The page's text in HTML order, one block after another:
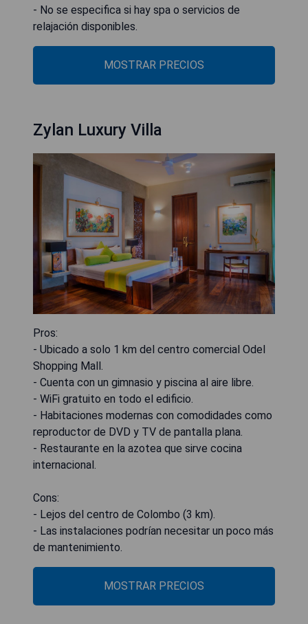
- No se especifica si hay spa o servicios de
relajación disponibles.
MOSTRAR PRECIOS
Zylan Luxury Villa
Pros:
- Ubicado a solo 1 km del centro comercial Odel
Shopping Mall.
- Cuenta con un gimnasio y piscina al aire libre.
- WiFi gratuito en todo el edificio.
- Habitaciones modernas con comodidades como
reproductor de DVD y TV de pantalla plana.
- Restaurante en la azotea que sirve cocina
internacional.
Cons:
- Lejos del centro de Colombo (3 km).
- Las instalaciones podrían necesitar un poco más
de mantenimiento.
MOSTRAR PRECIOS